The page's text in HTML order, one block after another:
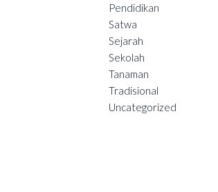
Pendidikan
Satwa
Sejarah
Sekolah
Tanaman
Tradisional
Uncategorized